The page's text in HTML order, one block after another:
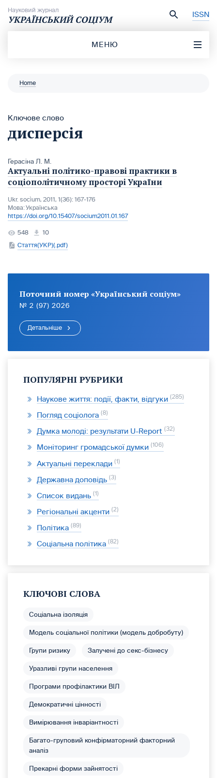
Науковий журнал
УКРАЇНСЬКИЙ СОЦІУМ ISSN
МЕНЮ
Home
Ключове слово
дисперсія
Герасіна Л. М.
Актуальні політико-правові практики в
соціополітичному просторі України
Ukr. socìum, 2011, 1(36): 167-176
Мова:Українська
https://doi.org/10.15407/socium2011.01.167
548
10
Стаття(УКР)(.pdf)
Поточний номер «Український соціум»
№ 2 (97) 2026
Детальніше
ПОПУЛЯРНІ РУБРИКИ
Наукове життя: події, факти, відгуки 285
Погляд соціолога 8
Думка молоді: результати U-Report 32
Моніторинг громадської думки 106
Актуальні переклади 1
Державна доповідь 3
Список видань 1
Регіональні акценти 2
Політика 89
Соціальна політика 82
КЛЮЧОВІ СЛОВА
Соціальна ізоляція
Модель соціальної політики (модель добробуту)
Групи ризику Залучені до секс-бізнесу
Уразливі групи населення
Програми профілактики ВІЛ
Демократичні цінності
Вимірювання інваріантності
Багато-груповий конфірматорний факторний
аналіз
Прекарні форми зайнятості